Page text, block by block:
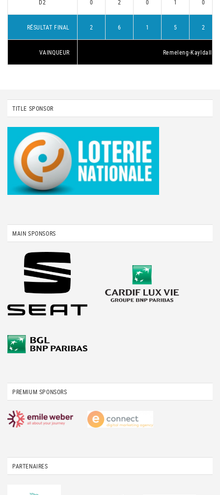
D2 0 2 0 1 0
RÉSULTAT FINAL 2 6 1 5 2
VAINQUEUR Remeleng-Kayldall 1
TITLE SPONSOR
MAIN SPONSORS
PREMIUM SPONSORS
PARTENAIRES